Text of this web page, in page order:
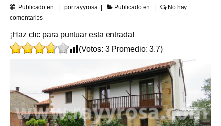
Publicado en por rayyrosa Publicado en
No hay
comentarios
¡Haz clic para puntuar esta entrada!
(Votos: 3 Promedio: 3.7)